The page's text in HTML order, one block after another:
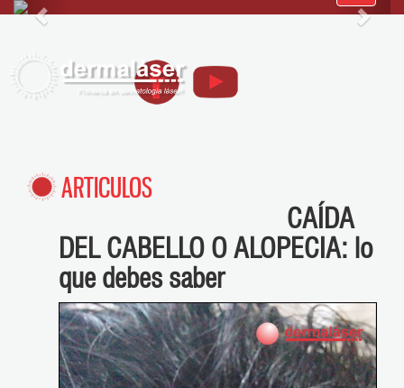
ARTICULOS
CAÍDA
DEL CABELLO O ALOPECIA: lo
que debes saber